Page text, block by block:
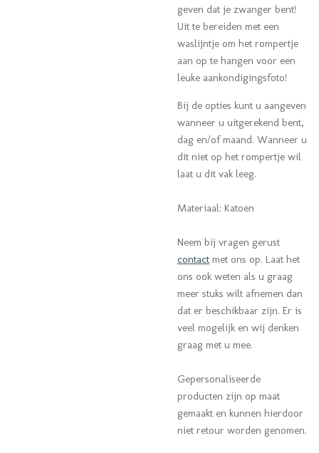
geven dat je zwanger bent!
Uit te bereiden met een
waslijntje om het rompertje
aan op te hangen voor een
leuke aankondigingsfoto!
Bij de opties kunt u aangeven
wanneer u uitgerekend bent,
dag en/of maand. Wanneer u
dit niet op het rompertje wil
laat u dit vak leeg.
Materiaal: Katoen
Neem bij vragen gerust
contact met ons op. Laat het
ons ook weten als u graag
meer stuks wilt afnemen dan
dat er beschikbaar zijn. Er is
veel mogelijk en wij denken
graag met u mee.
Gepersonaliseerde
producten zijn op maat
gemaakt en kunnen hierdoor
niet retour worden genomen.